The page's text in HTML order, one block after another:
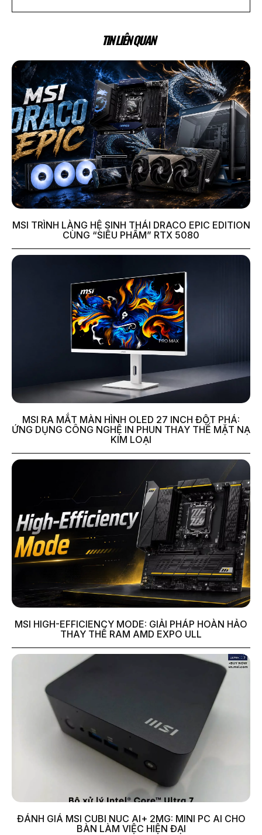
TIN LIÊN QUAN
MSI TRÌNH LÀNG HỆ SINH THÁI DRACO EPIC EDITION
CÙNG “SIÊU PHẨM” RTX 5080
MSI RA MẮT MÀN HÌNH OLED 27 INCH ĐỘT PHÁ:
ỨNG DỤNG CÔNG NGHỆ IN PHUN THAY THẾ MẶT NẠ
KIM LOẠI
MSI HIGH-EFFICIENCY MODE: GIẢI PHÁP HOÀN HẢO
THAY THẾ RAM AMD EXPO ULL
ĐÁNH GIÁ MSI CUBI NUC AI+ 2MG: MINI PC AI CHO
BÀN LÀM VIỆC HIỆN ĐẠI